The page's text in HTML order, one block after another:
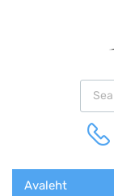
Avaleht